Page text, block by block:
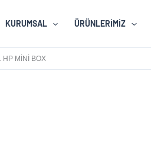
KURUMSAL ÜRÜNLERIMIZ
HP MINI BOX